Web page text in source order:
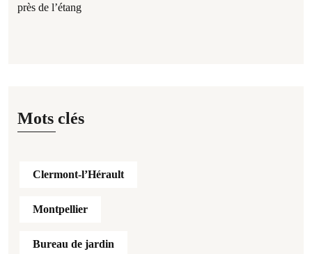
près de l’étang
Mots clés
Clermont-l’Hérault
Montpellier
Bureau de jardin